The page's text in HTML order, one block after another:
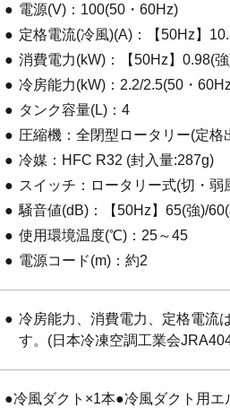
電源(V)：100(50・60Hz)
定格電流(冷風)(A)：【50Hz】
消費電力(kW)：【50Hz】0.98(
冷房能力(kW)：2.2/2.5(50・
タンク容量(L)：4
圧縮機：全閉型ロータリー(定格
冷媒：HFC R32 (封入量:287g)
スイッチ：ロータリー式(切・
騒音値(dB)：【50Hz】65(強)/
使用環境温度(℃)：25～45
電源コード(m)：約2
冷房能力、消費電力、定格電流
す。(日本冷凍空調工業会
●冷風ダクト×1本●冷風ダクト用